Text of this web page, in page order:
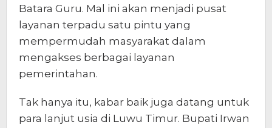
Batara Guru. Mal ini akan menjadi pusat
layanan terpadu satu pintu yang
mempermudah masyarakat dalam
mengakses berbagai layanan
pemerintahan.
Tak hanya itu, kabar baik juga datang untuk
para lanjut usia di Luwu Timur. Bupati Irwan